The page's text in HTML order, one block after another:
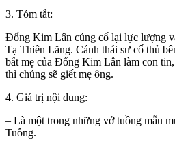
3. Tóm tắt:
Đổng Kim Lân củng cố lại lực lượng
Tạ Thiên Lăng. Cánh thái sư cố thủ
bắt mẹ của Đổng Kim Lân làm con
thì chúng sẽ giết mẹ ông.
4. Giá trị nội dung:
– Là một trong những vở tuồng mẫu
Tuồng.